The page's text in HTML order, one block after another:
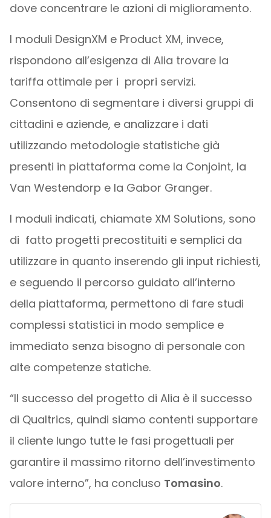
dove concentrare le azioni di miglioramento.
I moduli DesignXM e Product XM, invece,
rispondono all’esigenza di Alia trovare la
tariffa ottimale per i propri servizi.
Consentono di segmentare i diversi gruppi di
cittadini e aziende, e analizzare i dati
utilizzando metodologie statistiche già
presenti in piattaforma come la Conjoint, la
Van Westendorp e la Gabor Granger.
I moduli indicati, chiamate XM Solutions, sono
di fatto progetti precostituiti e semplici da
utilizzare in quanto inserendo gli input richiesti,
e seguendo il percorso guidato all’interno
della piattaforma, permettono di fare studi
complessi statistici in modo semplice e
immediato senza bisogno di personale con
alte competenze statiche.
“Il successo del progetto di Alia è il successo
di Qualtrics, quindi siamo contenti supportare
il cliente lungo tutte le fasi progettuali per
garantire il massimo ritorno dell’investimento
valore interno”, ha concluso Tomasino.